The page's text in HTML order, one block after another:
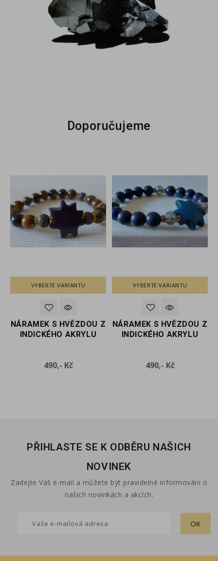
Doporučujeme
VYBERTE VARIANTU
NÁRAMEK S HVĚZDOU Z
INDICKÉHO AKRYLU
490,- KčCena
VYBERTE VARIANTU
NÁRAMEK S HVĚZDOU Z
INDICKÉHO AKRYLU
490,- KčCena
PŘIHLASTE SE K ODBĚRU NAŠICH
NOVINEK
Zadejte Váš e-mail a můžete být pravidelně informování o
našich novinkách a akcích.